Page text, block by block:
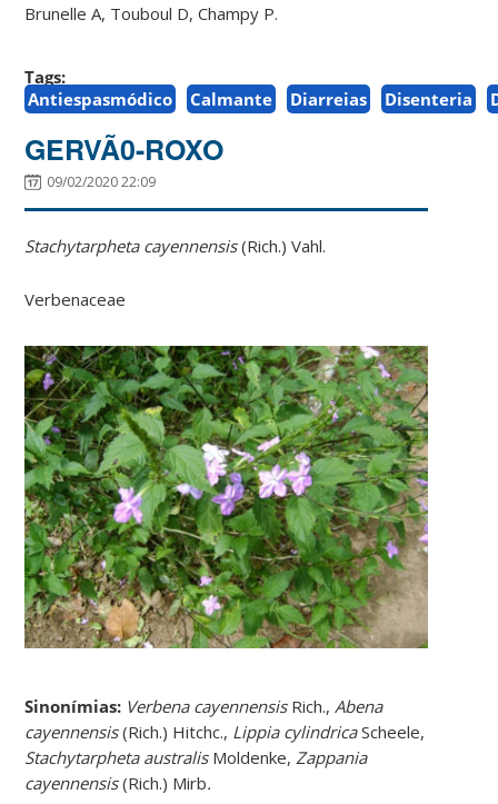
Brunelle A, Touboul D, Champy P.
Tags:
Antiespasmódico
Calmante Diarreias Disenteria
GERVÃ0-ROXO
09/02/2020 22:09
Stachytarpheta cayennensis(Rich.) Vahl.
Verbenaceae
Sinonímias: Verbena cayennensisRich., Abena
cayennensis(Rich.) Hitchc., Lippia cylindricaScheele,
Stachytarpheta australisMoldenke, Zappania
cayennensis(Rich.) Mirb.